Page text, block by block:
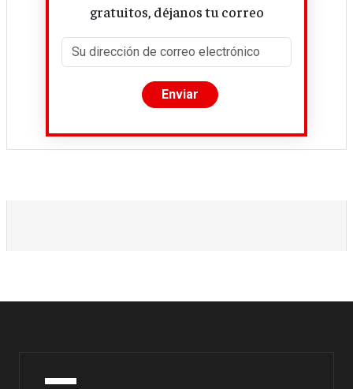
gratuitos, déjanos tu correo